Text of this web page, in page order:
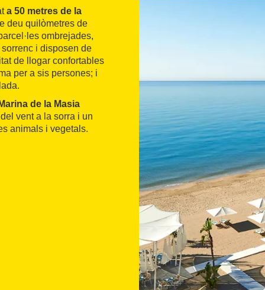
a 50 metres de la
deu quilòmetres de
ombrejades,
i disposen de
de llogar confortables
per a sis persones; i
de la Masia
vent a la sorra i un
animals i vegetals.